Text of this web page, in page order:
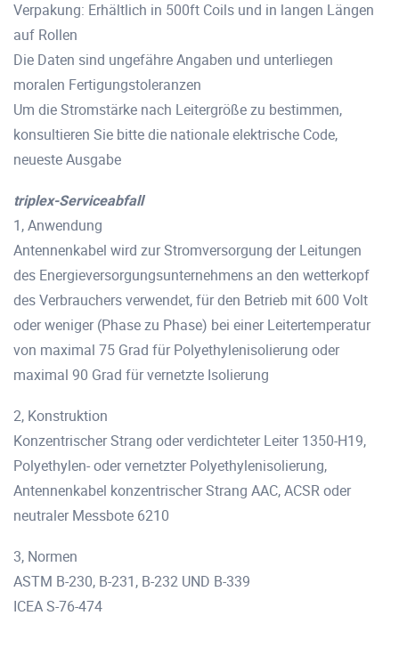
Verpakung: Erhältlich in 500ft Coils und in langen Längen
auf Rollen
Die Daten sind ungefähre Angaben und unterliegen
moralen Fertigungstoleranzen
Um die Stromstärke nach Leitergröße zu bestimmen,
konsultieren Sie bitte die nationale elektrische Code,
neueste Ausgabe
triplex-Serviceabfall
1, Anwendung
Antennenkabel wird zur Stromversorgung der Leitungen
des Energieversorgungsunternehmens an den wetterkopf
des Verbrauchers verwendet, für den Betrieb mit 600 Volt
oder weniger (Phase zu Phase) bei einer Leitertemperatur
von maximal 75 Grad für Polyethylenisolierung oder
maximal 90 Grad für vernetzte Isolierung
2, Konstruktion
Konzentrischer Strang oder verdichteter Leiter 1350-H19,
Polyethylen- oder vernetzter Polyethylenisolierung,
Antennenkabel konzentrischer Strang AAC, ACSR oder
neutraler Messbote 6210
3, Normen
ASTM B-230, B-231, B-232 UND B-339
ICEA S-76-474